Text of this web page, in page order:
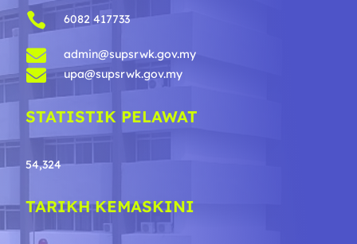
 6082 417733
 admin@supsrwk.gov.my
 upa@supsrwk.gov.my
STATISTIK PELAWAT
54,324
TARIKH KEMASKINI